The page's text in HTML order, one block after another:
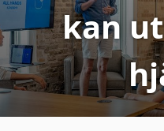
kan